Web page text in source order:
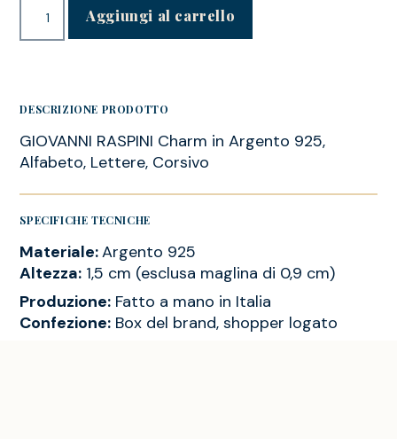
Aggiungi al carrello
DESCRIZIONE PRODOTTO
GIOVANNI RASPINI Charm in Argento 925,
Alfabeto, Lettere, Corsivo
SPECIFICHE TECNICHE
Materiale:Argento 925
Altezza: 1,5 cm (esclusa maglina di 0,9 cm)
Produzione: Fatto a mano in Italia
Confezione: Box del brand, shopper logato